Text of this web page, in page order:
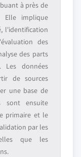
à près de
Elle implique
l'identification
des
des parts
Les données
de sources
une base de
sont ensuite
primaire et le
par les
que les